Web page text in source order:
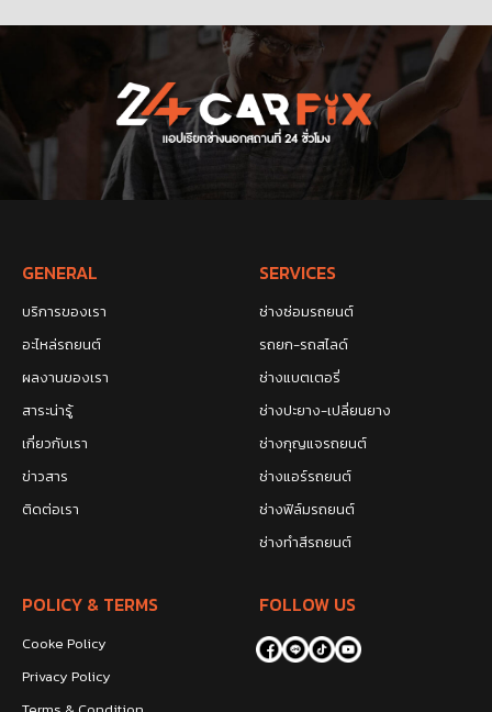
GENERAL
บริการของเรา
อะไหล่รถยนต์
ผลงานของเรา
สาระน่ารู้
เกี่ยวกับเรา
ข่าวสาร
ติดต่อเรา
SERVICES
ช่างซ่อมรถยนต์
รถยก-รถสไลด์
ช่างแบตเตอรี่
ช่างปะยาง-เปลี่ยนยาง
ช่างกุญแจรถยนต์
ช่างแอร์รถยนต์
ช่างฟิล์มรถยนต์
ช่างทำสีรถยนต์
POLICY & TERMS
Cooke Policy
Privacy Policy
FOLLOW US